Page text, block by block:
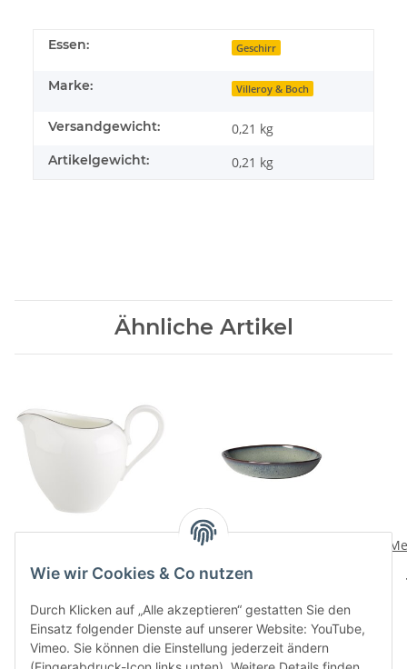
Essen: Geschirr
Marke: Villeroy & Boch
Versandgewicht: 0,21 kg
Artikelgewicht: 0,21 kg
Ähnliche Artikel
Milchkaennchen 6 Pers.
84,90 CHF*
Lave gris Schale flach
29,90 CHF
Wie wir Cookies & Co nutzen
Durch Klicken auf „Alle akzeptieren“ gestatten Sie den
Einsatz folgender Dienste auf unserer Website: YouTube,
Vimeo. Sie können die Einstellung jederzeit ändern